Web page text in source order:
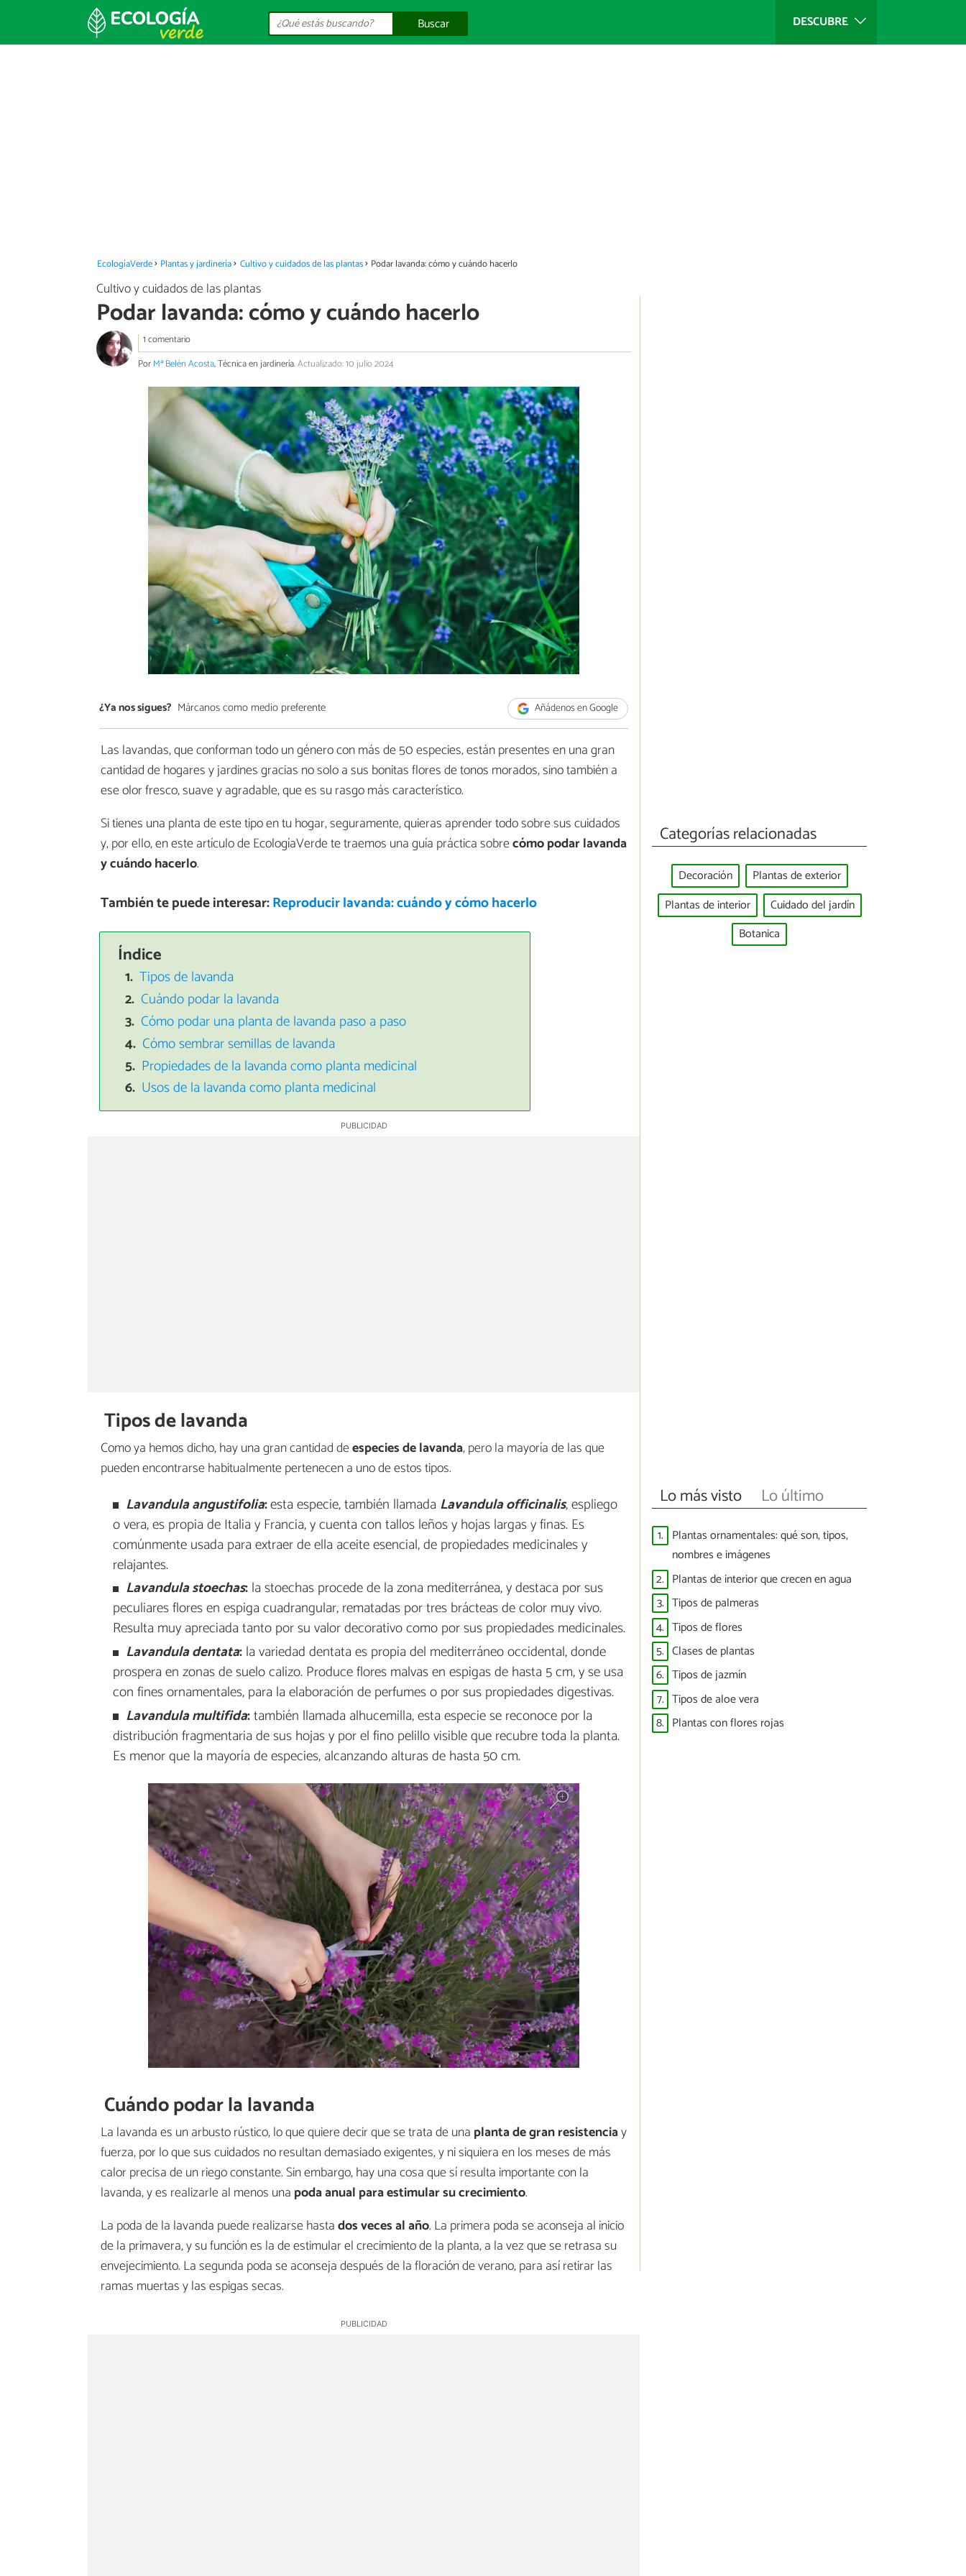
DESCUBRE
Buscar
EcologíaVerde Plantas y jardinería Cultivo y cuidados de las plantas Podar lavanda: cómo y cuándo hacerlo
Cultivo y cuidados de las plantas
Podar lavanda: cómo y cuándo hacerlo
1 comentario
PorMª Belén Acosta, Técnica en jardinería.Actualizado: 10 julio 2024
¿Ya nos sigues? Márcanos como medio preferente Añádenos en Google
Las lavandas, que conforman todo un género con más de 50 especies, están presentes en una gran
cantidad de hogares y jardines gracias no solo a sus bonitas flores de tonos morados, sino también a
ese olor fresco, suave y agradable, que es su rasgo más característico.
Si tienes una planta de este tipo en tu hogar, seguramente, quieras aprender todo sobre sus cuidados
y, por ello, en este artículo de EcologíaVerde te traemos una guía práctica sobrecómo podar lavanda
y cuándo hacerlo.
También te puede interesar:Reproducir lavanda: cuándo y cómo hacerlo
Índice
Tipos de lavanda
Cuándo podar la lavanda
Cómo podar una planta de lavanda paso a paso
Cómo sembrar semillas de lavanda
Propiedades de la lavanda como planta medicinal
Usos de la lavanda como planta medicinal
Tipos de lavanda
Como ya hemos dicho, hay una gran cantidad deespecies de lavanda, pero la mayoría de las que
pueden encontrarse habitualmente pertenecen a uno de estos tipos.
Lavandula angustifolia:esta especie, también llamada Lavandula officinalis, espliego
o vera, es propia de Italia y Francia, y cuenta con tallos leños y hojas largas y finas. Es
comúnmente usada para extraer de ella aceite esencial, de propiedades medicinales y
relajantes.
Lavandula stoechas:la stoechas procede de la zona mediterránea, y destaca por sus
peculiares flores en espiga cuadrangular, rematadas por tres brácteas de color muy vivo.
Resulta muy apreciada tanto por su valor decorativo como por sus propiedades medicinales.
Lavandula dentata:la variedad dentata es propia del mediterráneo occidental, donde
prospera en zonas de suelo calizo. Produce flores malvas en espigas de hasta 5 cm, y se usa
con fines ornamentales, para la elaboración de perfumes o por sus propiedades digestivas.
Lavandula multifida:también llamada alhucemilla, esta especie se reconoce por la
distribución fragmentaria de sus hojas y por el fino pelillo visible que recubre toda la planta.
Es menor que la mayoría de especies, alcanzando alturas de hasta 50 cm.
Cuándo podar la lavanda
La lavanda es un arbusto rústico, lo que quiere decir que se trata de una planta de gran resistenciay
fuerza, por lo que sus cuidados no resultan demasiado exigentes, y ni siquiera en los meses de más
calor precisa de un riego constante. Sin embargo, hay una cosa que sí resulta importante con la
lavanda, y es realizarle al menos una poda anual para estimular su crecimiento.
La poda de la lavanda puede realizarse hastados veces al año. La primera poda se aconseja al inicio
de la primavera, y su función es la de estimular el crecimiento de la planta, a la vez que se retrasa su
envejecimiento. La segunda poda se aconseja después de la floración de verano, para así retirar las
ramas muertas y las espigas secas.
Categorías relacionadas
Decoración
Plantas de exterior
Plantas de interior
Cuidado del jardín
Botanica
Lo más visto Lo último
1. Plantas ornamentales: qué son, tipos,
nombres e imágenes
2. Plantas de interior que crecen en agua
3. Tipos de palmeras
4. Tipos de flores
5. Clases de plantas
6. Tipos de jazmín
7. Tipos de aloe vera
8. Plantas con flores rojas